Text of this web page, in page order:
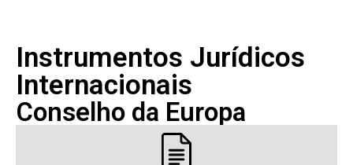
Instrumentos Jurídicos
Internacionais
Conselho da Europa